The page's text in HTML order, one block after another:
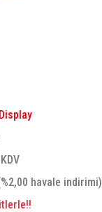
havale indirimi)